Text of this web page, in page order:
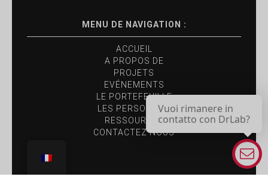
MENU DE NAVIGATION :
ACCUEIL
A PROPOS DE
PROJETS
EVÉNEMENTS
LE PORTEFEUILLE
LES PERSONNES
RESSOURCES
CONTACTEZ NOUS
Vuoi rimanere in
contatto con DrLab?